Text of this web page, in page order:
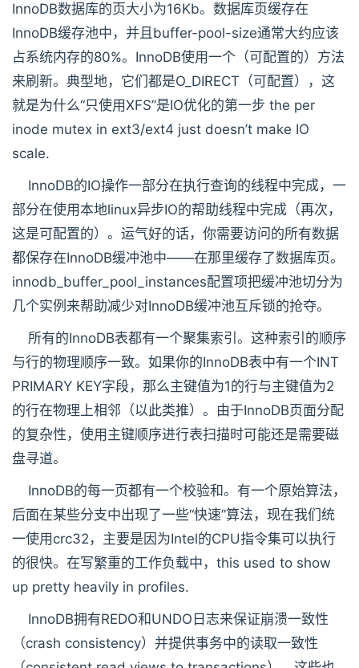
InnoDB数据库的页大小为16Kb。数据库页缓存在
InnoDB缓存池中，并且buffer-pool-size通常大约应该
占系统内存的80%。InnoDB使用一个（可配置的）方法
来刷新。典型地，它们都是O_DIRECT（可配置），这
就是为什么“只使用XFS”是IO优化的第一步 the per
inode mutex in ext3/ext4 just doesn’t make IO
scale.
InnoDB的IO操作一部分在执行查询的线程中完成，一
部分在使用本地linux异步IO的帮助线程中完成（再次，
这是可配置的）。运气好的话，你需要访问的所有数据
都保存在InnoDB缓冲池中——在那里缓存了数据库页。
innodb_buffer_pool_instances配置项把缓冲池切分为
几个实例来帮助减少对InnoDB缓冲池互斥锁的抢夺。
所有的InnoDB表都有一个聚集索引。这种索引的顺序
与行的物理顺序一致。如果你的InnoDB表中有一个INT
PRIMARY KEY字段，那么主键值为1的行与主键值为2
的行在物理上相邻（以此类推）。由于InnoDB页面分配
的复杂性，使用主键顺序进行表扫描时可能还是需要磁
盘寻道。
InnoDB的每一页都有一个校验和。有一个原始算法，
后面在某些分支中出现了一些“快速”算法，现在我们统
一使用crc32，主要是因为Intel的CPU指令集可以执行
的很快。在写繁重的工作负载中，this used to show
up pretty heavily in profiles.
InnoDB拥有REDO和UNDO日志来保证崩溃一致性
（crash consistency）并提供事务中的读取一致性